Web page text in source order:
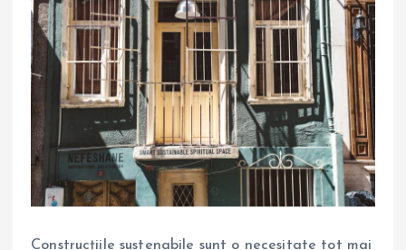
Construcțiile sustenabile sunt o necesitate tot mai